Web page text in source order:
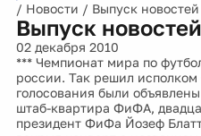
/ Новости / Выпуск новостей
Выпуск новостей
02 декабря 2010
*** Чемпионат мира по
россии. Так решил
голосования были
штаб-квартира ФиФА,
президент ФиФа Йозеф